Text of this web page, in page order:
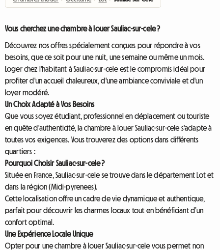
Vous cherchez une chambre à louer Sauliac-sur-cele ?
Découvrez nos offres spécialement conçues pour répondre à vos
besoins, que ce soit pour une nuit, une semaine ou même un mois.
Loger chez l'habitant à Sauliac-sur-cele est le compromis idéal pour
profiter d'un accueil chaleureux, d'une ambiance conviviale et d'un
loyer modéré.
Un Choix Adapté à Vos Besoins
Que vous soyez étudiant, professionnel en déplacement ou touriste
en quête d'authenticité, la chambre à louer Sauliac-sur-cele s'adapte à
toutes vos exigences. Vous trouverez des options dans différents
quartiers :
Pourquoi Choisir Sauliac-sur-cele ?
Située en France, Sauliac-sur-cele se trouve dans le département Lot et
dans la région (Midi-pyrenees).
Cette localisation offre un cadre de vie dynamique et authentique,
parfait pour découvrir les charmes locaux tout en bénéficiant d’un
confort optimal.
Une Expérience Locale Unique
Opter pour une chambre à louer Sauliac-sur-cele vous permet non